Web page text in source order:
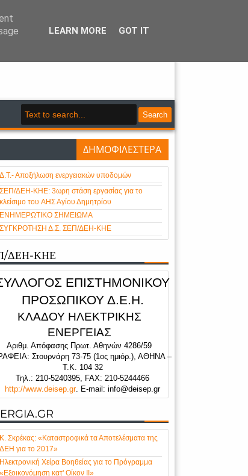
Search
ΔΗΜΟΦΙΛΕΣΤΕΡΑ
Δ.Τ.- Αποξήλωση ενεργειακών υποδομών
ΣΕΠ/ΔΕΗ-ΚΗΕ: 3ωρη στάση εργασίας για το
κλείσιμο του AHΣ Αγίου Δημητρίου
ΕΝΗΜΕΡΩΤΙΚΟ ΣΗΜΕΙΩΜΑ
ΣΥΓΚΡΟΤΗΣΗ Δ.Σ. ΣΕΠ/ΔΕΗ-ΚΗΕ
ΔΕΗ-ΚΗΕ
ΕΠΙΣΤΗΜΟΝΙΚΟΥ
ΠΡΟΣΩΠΙΚΟΥ Δ.Ε.Η.
ΚΛΑΔΟΥ ΗΛΕΚΤΡΙΚΗΣ
ΕΝΕΡΓΕΙΑΣ
Αριθμ. Απόφασης Πρωτ. Αθηνών 4286/59
Στουρνάρη 73-75 (1ος ημιόρ.), ΑΘΗΝΑ –
Τ.Κ. 104 32
Τηλ.: 210-5240395, FAX: 210-5244466
http://www.deisep.gr. E-mail: info@deisep.gr
Κ. Σκρέκας: «Καταστροφικά τα Αποτελέσματα της
ΔΕΗ για το 2017»
Ηλεκτρονική Χείρα Βοηθείας για το Πρόγραμμα
«Εξοικονόμηση κατ' Οίκον ΙΙ»
LEARN MORE GOT IT